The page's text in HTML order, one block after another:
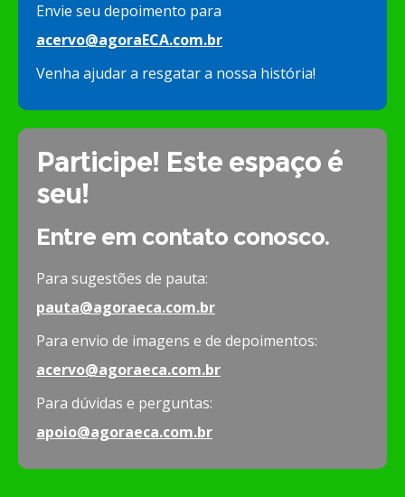
Envie seu depoimento para
acervo@agoraECA.com.br
Venha ajudar a resgatar a nossa história!
Participe! Este espaço é
seu!
Entre em contato conosco.
Para sugestões de pauta:
pauta@agoraeca.com.br
Para envio de imagens e de depoimentos:
acervo@agoraeca.com.br
Para dúvidas e perguntas:
apoio@agoraeca.com.br